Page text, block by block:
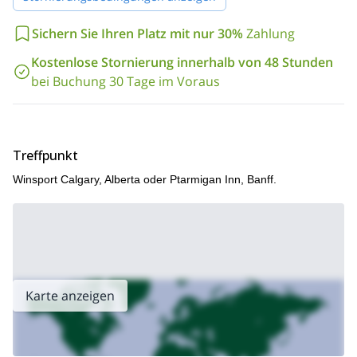
Sichern Sie Ihren Platz mit nur 30%Zahlung
Kostenlose Stornierung innerhalb von 48 Stunden
bei Buchung 30 Tage im Voraus
Treffpunkt
Winsport Calgary, Alberta oder Ptarmigan Inn, Banff.
Karte anzeigen